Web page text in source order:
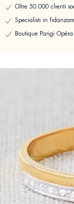
Oltre 50.000 clienti
Specialisti in
Boutique Parigi